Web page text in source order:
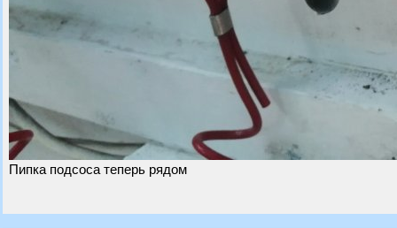
Пипка подсоса теперь рядом